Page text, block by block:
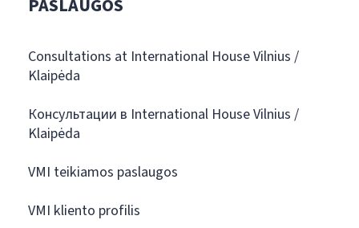
PASLAUGOS
Consultations at International House Vilnius /
Klaipėda
Консультации в International House Vilnius /
Klaipėda
VMI teikiamos paslaugos
VMI kliento profilis